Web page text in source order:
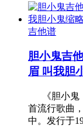
吉他谱
胆小鬼吉
眉 叫我胆
《胆小鬼
首流行歌曲
中。发行于